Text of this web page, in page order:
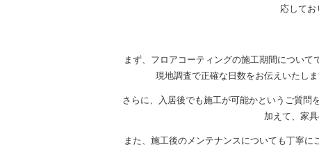
応してお
まず、フロアコーティングの施工期間につい
現地調査で正確な日数をお伝えいたし
さらに、入居後でも施工が可能かというご質問
加えて、家
また、施工後のメンテナンスについても丁寧